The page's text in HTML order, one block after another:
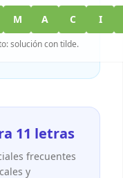
M A C I
solución con tilde.
11 letras
frecuentes
y